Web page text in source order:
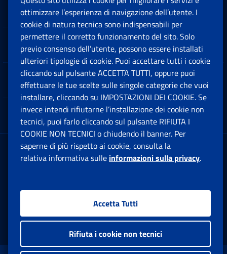
Sedi e Contatti
Software
Note Legali
App mobile
Sede Legale : Via Ciro il Grande, 21
00144 Roma
Facebook: Apre una nuova finestra
Twitter: Apre una nuova finestra
Whatsapp: Apre una nuova
Youtube: Apre una
Instagram:
ottimizzare l’esperienza di navigazione dell’utente. I
cookie di natura tecnica sono indispensabili per
permettere il corretto funzionamento del sito. Solo
previo consenso dell’utente, possono essere installati
ulteriori tipologie di cookie. Puoi accettare tutti i cookie
cliccando sul pulsante ACCETTA TUTTI, oppure puoi
effettuare le tue scelte sulle singole categorie che vuoi
installare, cliccando su IMPOSTAZIONI DEI COOKIE. Se
invece intendi rifiutarne l’installazione dei cookie non
tecnici, puoi farlo cliccando sul pulsante RIFIUTA I
COOKIE NON TECNICI o chiudendo il banner. Per
saperne di più rispetto ai cookie, consulta la
relativa informativa sulle informazioni sulla privacy.
Accetta Tutti
Rifiuta i cookie non tecnici